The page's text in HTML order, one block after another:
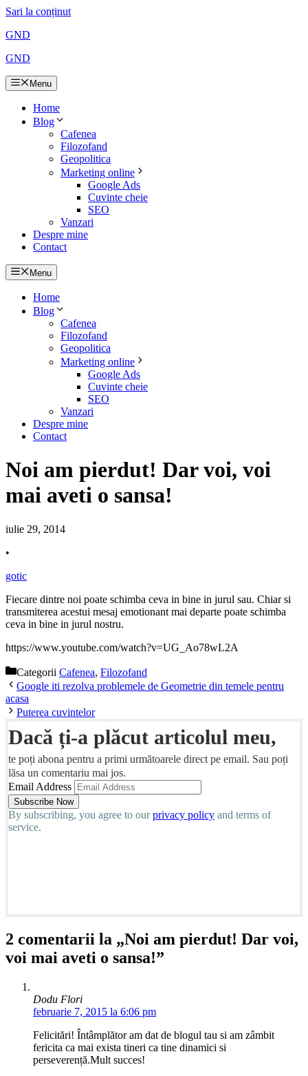
Sari la conținut
GND
GND
Menu
Home
Blog
Cafenea
Filozofand
Geopolitica
Marketing online
Google Ads
Cuvinte cheie
SEO
Vanzari
Despre mine
Contact
Menu
Home
Blog
Cafenea
Filozofand
Geopolitica
Marketing online
Google Ads
Cuvinte cheie
SEO
Vanzari
Despre mine
Contact
Noi am pierdut! Dar voi, voi
mai aveti o sansa!
iulie 29, 2014
•
gotic
Fiecare dintre noi poate schimba ceva in bine in jurul sau. Chiar si
transmiterea acestui mesaj emotionant mai departe poate schimba
ceva in bine in jurul nostru.
https://www.youtube.com/watch?v=UG_Ao78wL2A
Categorii Cafenea, Filozofand
Google iti rezolva problemele de Geometrie din temele pentru
acasa
Puterea cuvintelor
Dacă ți-a plăcut articolul meu,
te poți abona pentru a primi următoarele direct pe email. Sau poți
lăsa un comentariu mai jos.
Email Address
By subscribing, you agree to ourprivacy policy and terms of
service.
2 comentarii la „Noi am pierdut! Dar voi,
voi mai aveti o sansa!”
Dodu Flori
februarie 7, 2015 la 6:06 pm
Felicitări! Întâmplător am dat de blogul tau si am zâmbit
fericita ca mai exista tineri ca tine dinamici si
perseverență.Mult succes!